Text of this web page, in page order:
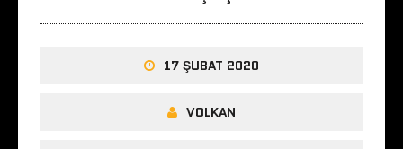
17 ŞUBAT 2020
VOLKAN